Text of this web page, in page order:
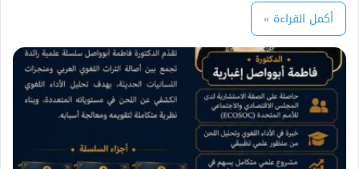
أكمل القراءة »